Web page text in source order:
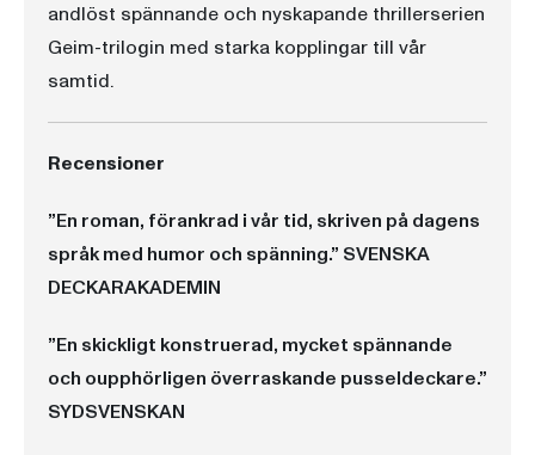
andlöst spännande och nyskapande thrillerserien
Geim-trilogin med starka kopplingar till vår
samtid.
Recensioner
”En roman, förankrad i vår tid, skriven på dagens
språk med humor och spänning.” SVENSKA
DECKARAKADEMIN
”En skickligt konstruerad, mycket spännande
och oupphörligen överraskande pusseldeckare.”
SYDSVENSKAN